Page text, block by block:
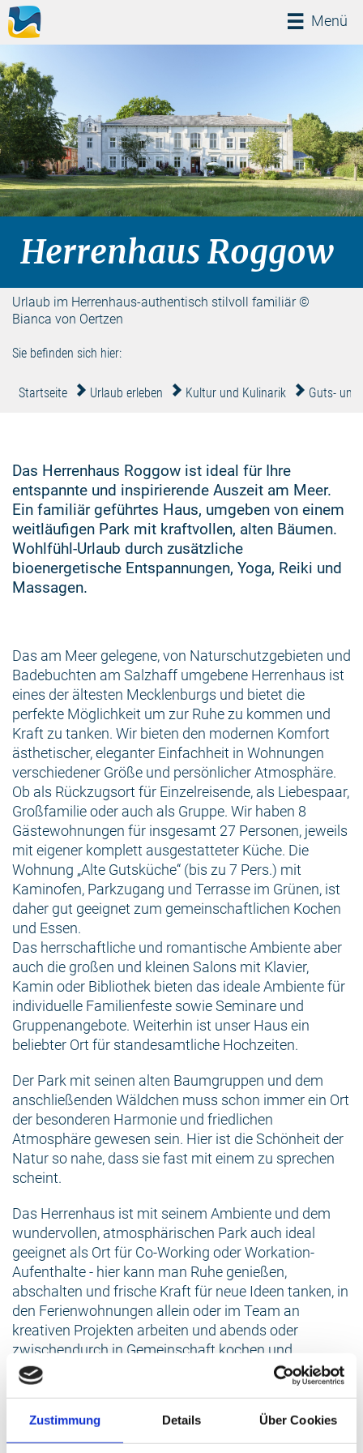
Zustimmung Details Über Cookies
Menü
Menü
Urlaub im Herrenhaus-authentisch stilvoll familiär ©
Bianca von Oertzen
Herrenhaus Roggow
Sie befinden sich hier:
Startseite Urlaub erleben Kultur und Kulinarik Guts- und
Das Herrenhaus Roggow ist ideal für Ihre
entspannte und inspirierende Auszeit am Meer.
Ein familiär geführtes Haus, umgeben von einem
weitläufigen Park mit kraftvollen, alten Bäumen.
Wohlfühl-Urlaub durch zusätzliche
bioenergetische Entspannungen, Yoga, Reiki und
Massagen.
Das am Meer gelegene, von Naturschutzgebieten und
Badebuchten am Salzhaff umgebene Herrenhaus ist
eines der ältesten Mecklenburgs und bietet die
perfekte Möglichkeit um zur Ruhe zu kommen und
Kraft zu tanken. Wir bieten den modernen Komfort
ästhetischer, eleganter Einfachheit in Wohnungen
verschiedener Größe und persönlicher Atmosphäre.
Ob als Rückzugsort für Einzelreisende, als Liebespaar,
Großfamilie oder auch als Gruppe. Wir haben 8
Gästewohnungen für insgesamt 27 Personen, jeweils
mit eigener komplett ausgestatteter Küche. Die
Wohnung „Alte Gutsküche“ (bis zu 7 Pers.) mit
Kaminofen, Parkzugang und Terrasse im Grünen, ist
daher gut geeignet zum gemeinschaftlichen Kochen
und Essen.
Das herrschaftliche und romantische Ambiente aber
auch die großen und kleinen Salons mit Klavier,
Kamin oder Bibliothek bieten das ideale Ambiente für
individuelle Familienfeste sowie Seminare und
Gruppenangebote. Weiterhin ist unser Haus ein
beliebter Ort für standesamtliche Hochzeiten.
Der Park mit seinen alten Baumgruppen und dem
anschließenden Wäldchen muss schon immer ein Ort
der besonderen Harmonie und friedlichen
Atmosphäre gewesen sein. Hier ist die Schönheit der
Natur so nahe, dass sie fast mit einem zu sprechen
scheint.
Das Herrenhaus ist mit seinem Ambiente und dem
wundervollen, atmosphärischen Park auch ideal
geeignet als Ort für Co-Working oder Workation-
Aufenthalte - hier kann man Ruhe genießen,
abschalten und frische Kraft für neue Ideen tanken, in
den Ferienwohnungen allein oder im Team an
kreativen Projekten arbeiten und abends oder
zwischendurch in Gemeinschaft kochen und
Geselligkeit genießen.
Das Ostseebad Rerik mit abwechslungsreichen
Sandstränden, kleinem Hafen, Restaurants und Fisch
vom Fischer erreichen Sie in 3,5 km Entfernung